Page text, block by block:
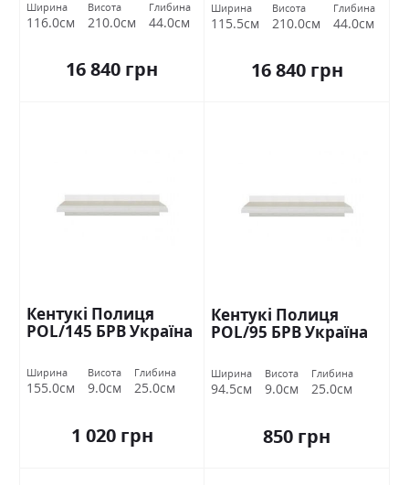
Ширина
116.0см
Висота
210.0см
Глибина
44.0см
16 840 грн
Ширина
115.5см
Висота
210.0см
Глибина
44.0см
16 840 грн
Кентукі Полиця
POL/145 БРВ Україна
Ширина
155.0см
Висота
9.0см
Глибина
25.0см
1 020 грн
Кентукі Полиця
POL/95 БРВ Україна
Ширина
94.5см
Висота
9.0см
Глибина
25.0см
850 грн